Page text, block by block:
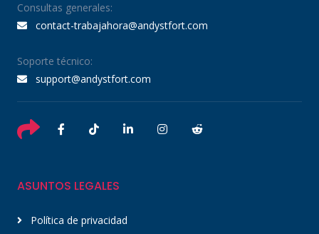
Consultas generales:
contact-trabajahora@andystfort.com
Soporte técnico:
support@andystfort.com
ASUNTOS LEGALES
Política de privacidad